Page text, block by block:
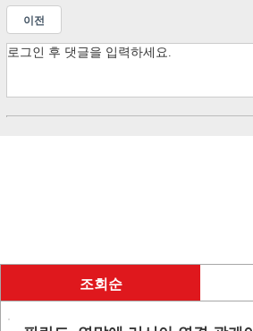
이전
조회순